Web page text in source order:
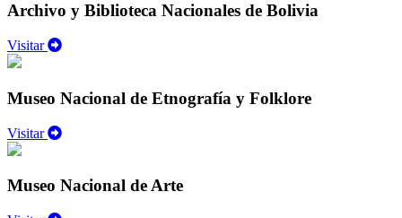
Archivo y Biblioteca Nacionales de Bolivia
Visitar
Museo Nacional de Etnografía y Folklore
Visitar
Museo Nacional de Arte